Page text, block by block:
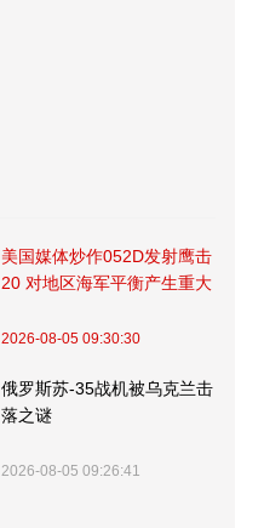
美国媒体炒作052D发射鹰击
20 对地区海军平衡产生重大
2026-08-05 09:30:30
俄罗斯苏-35战机被乌克兰击
落之谜
2026-08-05 09:26:41